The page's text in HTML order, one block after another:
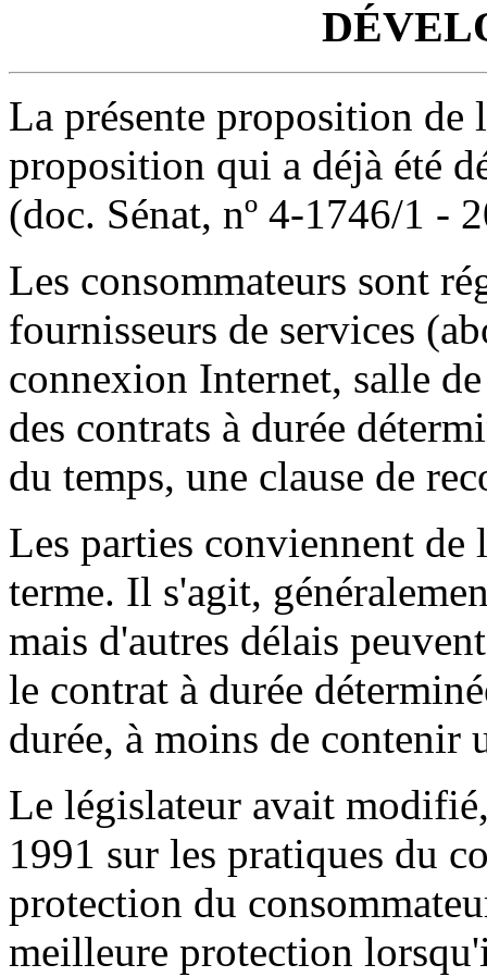
La présente proposition de
proposition qui a déjà été
(doc. Sénat, nº 4-1746/1 -
Les consommateurs sont
fournisseurs de services
connexion Internet, salle
des contrats à durée
du temps, une clause de
Les parties conviennent
terme. Il s'agit,
mais d'autres délais
le contrat à durée
durée, à moins de contenir
Le législateur avait
1991 sur les pratiques du
protection du
meilleure protection